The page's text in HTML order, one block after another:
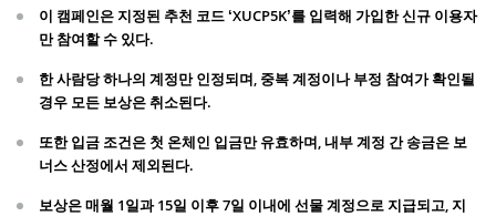
이 캠페인은 지정된 추천 코드 ‘XUCP5K’를 입력해 가입한 신규 이용자
만 참여할 수 있다.
한 사람당 하나의 계정만 인정되며, 중복 계정이나 부정 참여가 확인될
경우 모든 보상은 취소된다.
또한 입금 조건은 첫 온체인 입금만 유효하며, 내부 계정 간 송금은 보
너스 산정에서 제외된다.
보상은 매월 1일과 15일 이후 7일 이내에 선물 계정으로 지급되고, 지